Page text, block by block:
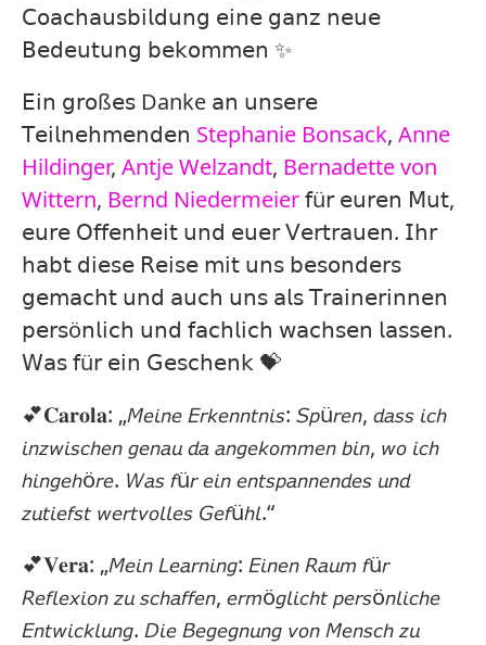
𝖢𝗈𝖺𝖼𝗁𝖺𝗎𝗌𝖻𝗂𝗅𝖽𝗎𝗇𝗀 𝖾𝗂𝗇𝖾 𝗀𝖺𝗇𝗓 𝗇𝖾𝗎𝖾
𝖡𝖾𝖽𝖾𝗎𝗍𝗎𝗇𝗀 𝖻𝖾𝗄𝗈𝗆𝗆𝖾𝗇 ✨⁣
𝖤𝗂𝗇 𝗀𝗋𝗈ß𝖾𝗌 Danke 𝖺𝗇 𝗎𝗇𝗌𝖾𝗋𝖾
𝖳𝖾𝗂𝗅𝗇𝖾𝗁𝗆𝖾𝗇𝖽𝖾𝗇 Stephanie Bonsack, Anne
Hildinger, Antje Welzandt, Bernadette von
Wittern, Bernd Niedermeier𝖿ü𝗋 𝖾𝗎𝗋𝖾𝗇 𝖬𝗎𝗍,
𝖾𝗎𝗋𝖾 𝖮𝖿𝖿𝖾𝗇𝗁𝖾𝗂𝗍 𝗎𝗇𝖽 𝖾𝗎𝖾𝗋 𝖵𝖾𝗋𝗍𝗋𝖺𝗎𝖾𝗇. 𝖨𝗁𝗋
𝗁𝖺𝖻𝗍 𝖽𝗂𝖾𝗌𝖾 𝖱𝖾𝗂𝗌𝖾 𝗆𝗂𝗍 𝗎𝗇𝗌 𝖻𝖾𝗌𝗈𝗇𝖽𝖾𝗋𝗌
𝗀𝖾𝗆𝖺𝖼𝗁𝗍 𝗎𝗇𝖽 𝖺𝗎𝖼𝗁 𝗎𝗇𝗌 𝖺𝗅𝗌 𝖳𝗋𝖺𝗂𝗇𝖾𝗋𝗂𝗇𝗇𝖾𝗇
𝗉𝖾𝗋𝗌ö𝗇𝗅𝗂𝖼𝗁 𝗎𝗇𝖽 𝖿𝖺𝖼𝗁𝗅𝗂𝖼𝗁 𝗐𝖺𝖼𝗁𝗌𝖾𝗇 𝗅𝖺𝗌𝗌𝖾𝗇.
𝖶𝖺𝗌 𝖿ü𝗋 𝖾𝗂𝗇 𝖦𝖾𝗌𝖼𝗁𝖾𝗇𝗄 💝⁣
💕𝐂𝐚𝐫𝐨𝐥𝐚: „𝘔𝘦𝘪𝘯𝘦 𝘌𝘳𝘬𝘦𝘯𝘯𝘵𝘯𝘪𝘴: 𝘚𝘱ü𝘳𝘦𝘯, 𝘥𝘢𝘴𝘴 𝘪𝘤𝘩
𝘪𝘯𝘻𝘸𝘪𝘴𝘤𝘩𝘦𝘯 𝘨𝘦𝘯𝘢𝘶 𝘥𝘢 𝘢𝘯𝘨𝘦𝘬𝘰𝘮𝘮𝘦𝘯 𝘣𝘪𝘯, 𝘸𝘰 𝘪𝘤𝘩
𝘩𝘪𝘯𝘨𝘦𝘩ö𝘳𝘦. 𝘞𝘢𝘴 𝘧ü𝘳 𝘦𝘪𝘯 𝘦𝘯𝘵𝘴𝘱𝘢𝘯𝘯𝘦𝘯𝘥𝘦𝘴 𝘶𝘯𝘥
𝘻𝘶𝘵𝘪𝘦𝘧𝘴𝘵 𝘸𝘦𝘳𝘵𝘷𝘰𝘭𝘭𝘦𝘴 𝘎𝘦𝘧ü𝘩𝘭.⁣“
💕𝐕𝐞𝐫𝐚: „𝘔𝘦𝘪𝘯 𝘓𝘦𝘢𝘳𝘯𝘪𝘯𝘨: 𝘌𝘪𝘯𝘦𝘯 𝘙𝘢𝘶𝘮 𝘧ü𝘳
𝘙𝘦𝘧𝘭𝘦𝘹𝘪𝘰𝘯 𝘻𝘶 𝘴𝘤𝘩𝘢𝘧𝘧𝘦𝘯, 𝘦𝘳𝘮ö𝘨𝘭𝘪𝘤𝘩𝘵 𝘱𝘦𝘳𝘴ö𝘯𝘭𝘪𝘤𝘩𝘦
𝘌𝘯𝘵𝘸𝘪𝘤𝘬𝘭𝘶𝘯𝘨. 𝘋𝘪𝘦 𝘉𝘦𝘨𝘦𝘨𝘯𝘶𝘯𝘨 𝘷𝘰𝘯 𝘔𝘦𝘯𝘴𝘤𝘩 𝘻𝘶